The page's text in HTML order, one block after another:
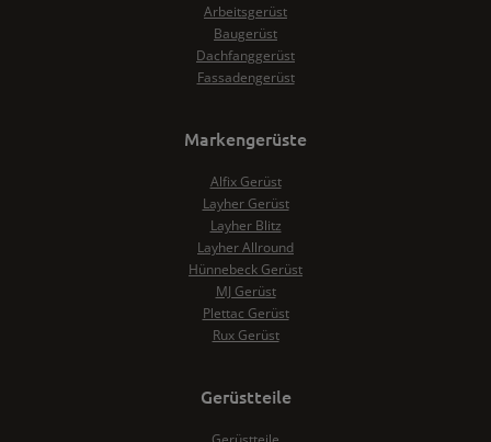
Arbeitsgerüst
Baugerüst
Dachfanggerüst
Fassadengerüst
Markengerüste
Alfix Gerüst
Layher Gerüst
Layher Blitz
Layher Allround
Hünnebeck Gerüst
MJ Gerüst
Plettac Gerüst
Rux Gerüst
Gerüstteile